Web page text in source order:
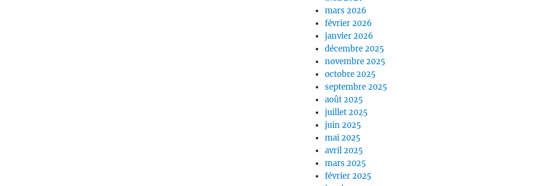
mars 2026
février 2026
janvier 2026
décembre 2025
novembre 2025
octobre 2025
septembre 2025
août 2025
juillet 2025
juin 2025
mai 2025
avril 2025
mars 2025
février 2025